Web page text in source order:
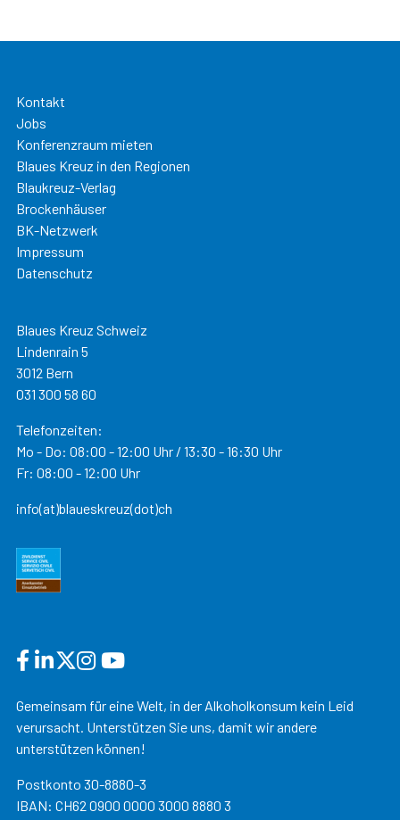
Kontakt
Jobs
Konferenzraum mieten
Blaues Kreuz in den Regionen
Blaukreuz-Verlag
Brockenhäuser
BK-Netzwerk
Impressum
Datenschutz
Blaues Kreuz Schweiz
Lindenrain 5
3012 Bern
031 300 58 60
Telefonzeiten:
Mo - Do: 08:00 - 12:00 Uhr / 13:30 - 16:30 Uhr
Fr: 08:00 - 12:00 Uhr
info(at)blaueskreuz(dot)ch
Gemeinsam für eine Welt, in der Alkoholkonsum kein Leid
verursacht. Unterstützen Sie uns, damit wir andere
unterstützen können!
Postkonto 30-8880-3
IBAN: CH62 0900 0000 3000 8880 3